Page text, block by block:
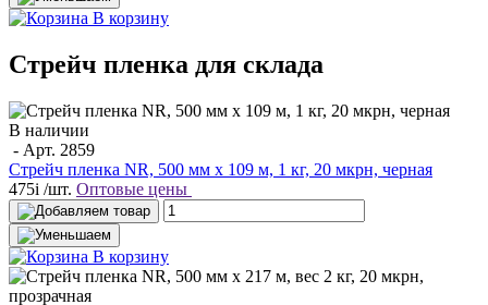
В корзину
Стрейч пленка для склада
В наличии
- Арт. 2859
Стрейч пленка NR, 500 мм x 109 м, 1 кг, 20 мкрн, черная
475i /шт. Оптовые цены
В корзину